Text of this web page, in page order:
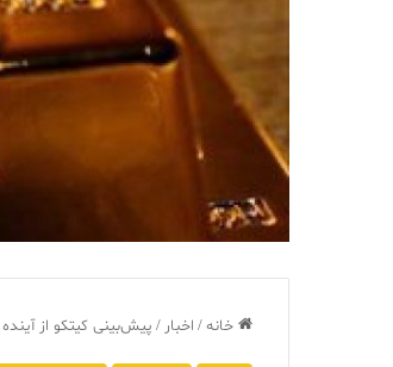
خانه/ اخبار / پیش‌بینی کیتکو از آینده